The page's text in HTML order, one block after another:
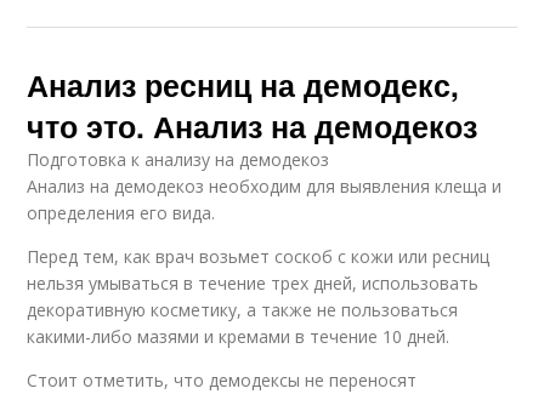
Анализ ресниц на демодекс,
что это. Анализ на демодекоз
Подготовка к анализу на демодекоз
Анализ на демодекоз необходим для выявления клеща и
определения его вида.
Перед тем, как врач возьмет соскоб с кожи или ресниц
нельзя умываться в течение трех дней, использовать
декоративную косметику, а также не пользоваться
какими-либо мазями и кремами в течение 10 дней.
Стоит отметить, что демодексы не переносят